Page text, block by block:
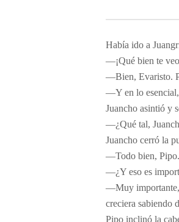
​Había ido a
​—¡Qué bien te
—Bien, Evaristo.
—Y en lo esencial,
​Juancho asintió y
​—¿Qué tal,
​Juancho cerró la
​—Todo bien, Pipo.
—¿Y eso es
—Muy importante,
creciera sabiendo
​Pipo inclinó la